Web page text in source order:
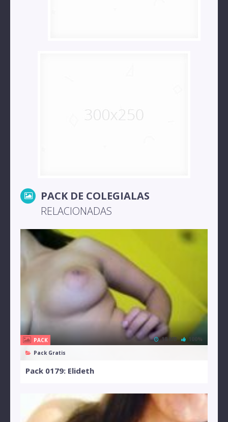
PACK DE COLEGIALAS
RELACIONADAS
PACK
Pack Gratis
18 MB 100%
Pack 0179: Elideth